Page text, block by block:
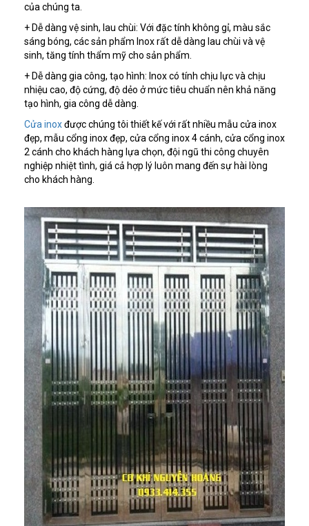
của chúng ta.
+ Dễ dàng vệ sinh, lau chùi: Với đặc tính không gỉ, màu sắc
sáng bóng, các sản phẩm Inox rất dễ dàng lau chùi và vệ
sinh, tăng tính thẩm mỹ cho sản phẩm.
+ Dễ dàng gia công, tạo hình: Inox có tính chịu lực và chịu
nhiệu cao, độ cứng, độ dẻo ở mức tiêu chuẩn nên khả năng
tạo hình, gia công dễ dàng.
Cửa inoxđược chúng tôi thiết kế với rất nhiều mẫu cửa inox
đẹp, mẫu cổng inox đẹp, cửa cổng inox 4 cánh, cửa cổng inox
2 cánh cho khách hàng lựa chọn, đội ngũ thi công chuyên
nghiệp nhiệt tình, giá cả hợp lý luôn mang đến sự hài lòng
cho khách hàng.